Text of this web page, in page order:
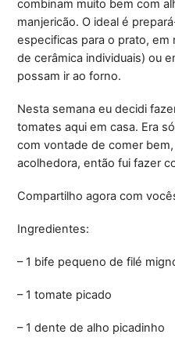
combinam muito bem com
manjericão. O ideal é
especificas para o prato,
de cerâmica individuais) ou
possam ir ao forno.
Nesta semana eu decidi
tomates aqui em casa. Era
com vontade de comer
acolhedora, então fui fazer
Compartilho agora com
Ingredientes:
– 1 bife pequeno de filé
– 1 tomate picado
– 1 dente de alho picadinho